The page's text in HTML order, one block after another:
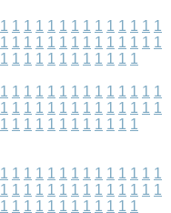
1 1 1 1 1 1 1 1 1 1 1 1 1 1
1 1 1 1 1 1 1 1 1 1 1 1 1 1
1 1 1 1 1 1 1 1 1 1 1 1
1 1 1 1 1 1 1 1 1 1 1 1 1 1
1 1 1 1 1 1 1 1 1 1 1 1 1 1
1 1 1 1 1 1 1 1 1 1 1 1
1 1 1 1 1 1 1 1 1 1 1 1 1 1
1 1 1 1 1 1 1 1 1 1 1 1 1 1
1 1 1 1 1 1 1 1 1 1 1 1